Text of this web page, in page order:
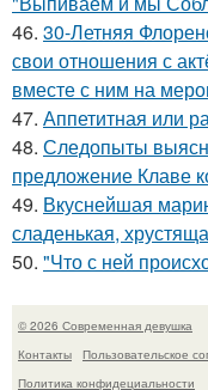
46. 30-Летняя
свои отношения с
вместе с ним на
47. Аппетитная или
48. Следопыты
предложение Клаве
49. Вкуснейшая
сладенькая,
50. "Что с ней
© 2026 Современная девушка
Контакты
Пользовательское
Политика конфидециальности